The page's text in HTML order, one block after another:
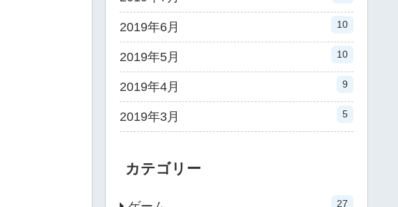
2019年6月 10
2019年5月 10
2019年4月 9
2019年3月 5
カテゴリー
27